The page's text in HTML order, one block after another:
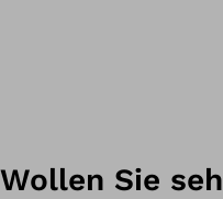
Wollen Sie